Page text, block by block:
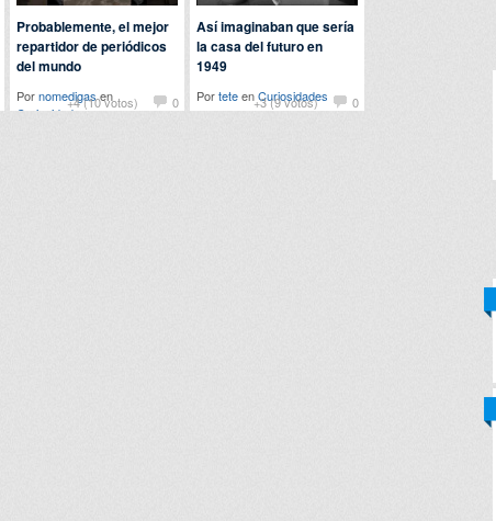
+4 (10 votos) 0
Probablemente, el mejor
repartidor de periódicos
del mundo
Pornomedigasen
Curiosidades
+3 (9 votos) 0
Así imaginaban que sería
la casa del futuro en
1949
PorteteenCuriosidades